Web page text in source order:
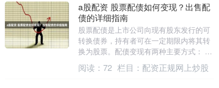
a股配资 股票配债如何变现？出售配
债的详细指南
股票配债是上市公司向现有股东发行的可
转换债券，持有者可在一定期限内将其转
换为股票。配债变现有两种主要方式： *
**高杠杆率：**平台提供高达 10 倍的杠杆
率....
阅读： 72 栏目： 配资正规网上炒股